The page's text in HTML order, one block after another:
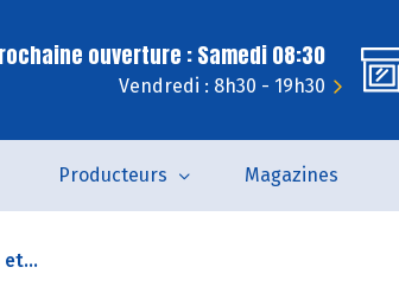
ouverture : Samedi 08:30
Vendredi : 8h30 - 19h30
Producteurs Magazines
et...